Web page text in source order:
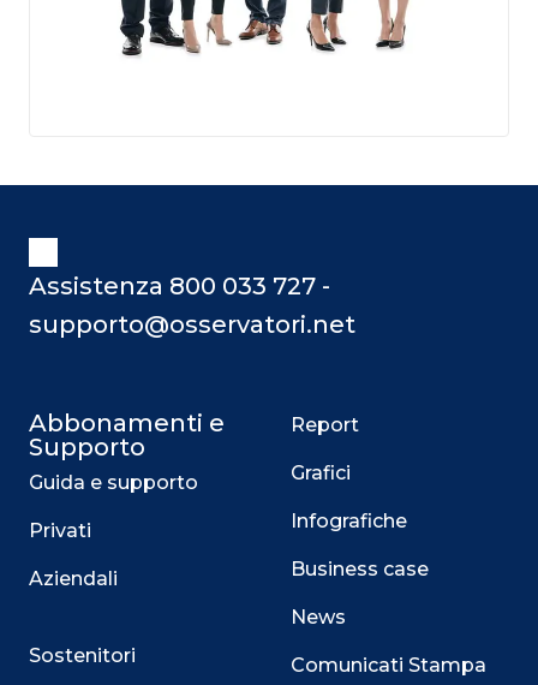
Assistenza 800 033 727 -
supporto@osservatori.net
Abbonamenti e
Supporto
Guida e supporto
Privati
Aziendali
Sostenitori
Report
Grafici
Infografiche
Business case
News
Comunicati Stampa